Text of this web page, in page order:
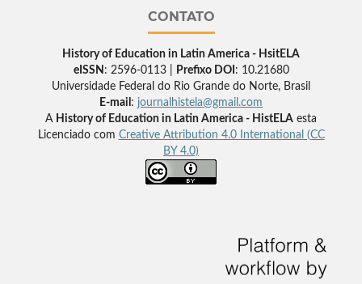
CONTATO
History of Education in Latin America - HsitELA
eISSN : 2596-0113 | Prefixo DOI : 10.21680
Universidade Federal do Rio Grande do Norte, Brasil
E-mail : journalhistela@gmail.com
A History of Education in Latin America - HistELA esta
Licenciado com Creative Attribution 4.0 International (CC
BY 4.0)